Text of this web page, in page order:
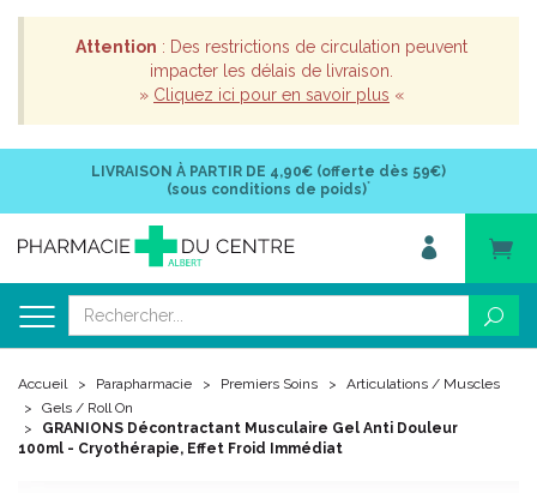
Attention : Des restrictions de circulation peuvent
impacter les délais de livraison.
» Cliquez ici pour en savoir plus «
LIVRAISON À PARTIR DE 4,90€ (offerte dès 59€)
(sous conditions de poids)*
Accueil Parapharmacie Premiers Soins
Articulations / Muscles
Gels / Roll On
GRANIONS Décontractant Musculaire Gel Anti Douleur
100ml - Cryothérapie, Effet Froid Immédiat